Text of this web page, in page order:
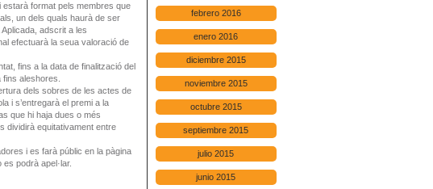
estarà format pels membres que
un dels quals haurà de ser
adscrit a les
efectuarà la seua valoració de
fins a la data de finalització del
aleshores.
dels sobres de les actes de
i s’entregarà el premi a la
que hi haja dues o més
dividirà equitativament entre
i es farà públic en la pàgina
es podrà apel·lar.
febrero 2016
enero 2016
diciembre 2015
noviembre 2015
octubre 2015
septiembre 2015
julio 2015
junio 2015